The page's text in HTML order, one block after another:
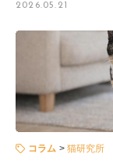
2026.05.21
コラム 猫研究所